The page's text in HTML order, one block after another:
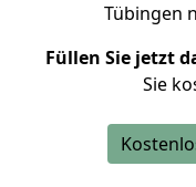
Tübingen
Füllen Sie jetzt
Sie